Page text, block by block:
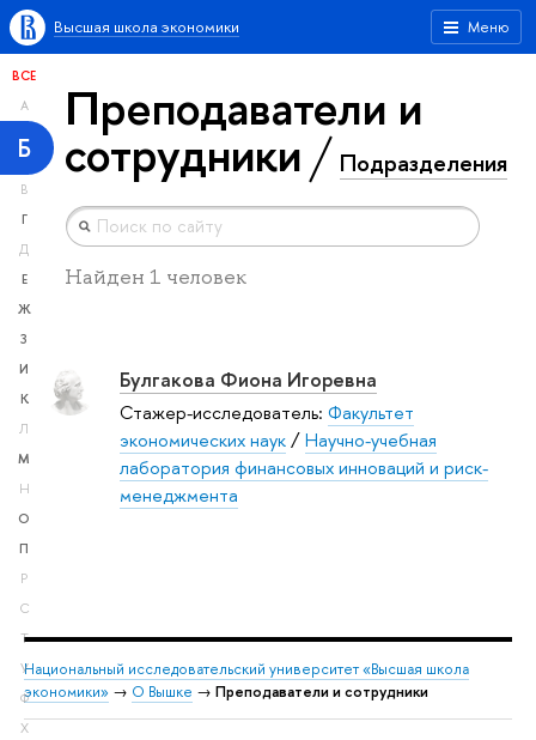
Меню
Высшая школа экономики
ВСЕ
А
Б
В
Г
Д
Е
Ж
З
И
К
Л
М
Н
О
П
Р
С
Т
У
Ф
Х
Преподаватели и
сотрудники Подразделения
Найден 1 человек
Булгакова Фиона Игоревна
Стажер-исследователь: Факультет
экономических наук/Научно-учебная
лаборатория финансовых инноваций и риск-
менеджмента
Национальный исследовательский университет «Высшая школа
экономики» → О Вышке → Преподаватели и сотрудники